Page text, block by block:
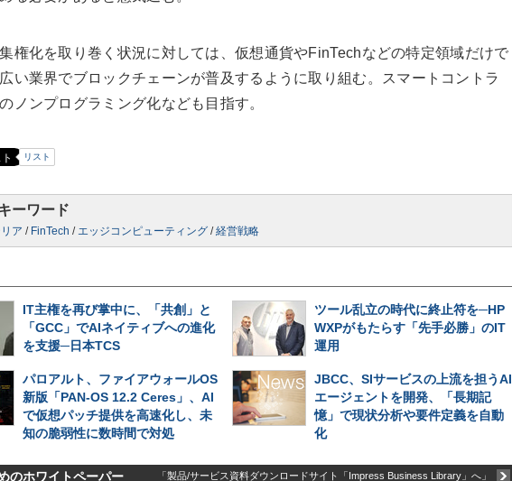
権化を取り巻く状況に対しては、仮想通貨やFinTechなどの特定領域だけで
い業界でブロックチェーンが普及するように取り組む。スマートコントラ
ノンプログラミング化なども目指す。
リスト
ーワード
ア / FinTech / エッジコンピューティング /経営戦略
IT主権を再び掌中に、「共創」と
「GCC」でAIネイティブへの進化
を支援─日本TCS
ツール乱立の時代に終止符を─HP
WXPがもたらす「先手必勝」のIT
運用
パロアルト、ファイアウォールOS
新版「PAN-OS 12.2 Ceres」、AI
で仮想パッチ提供を高速化し、未
知の脆弱性に数時間で対処
JBCC、SIサービスの上流を担うAI
エージェントを開発、「長期記
憶」で現状分析や要件定義を自動
化
のホワイトペーパー 「製品/サービス資料ダウンロードサイト「Impress Business Library」へ」